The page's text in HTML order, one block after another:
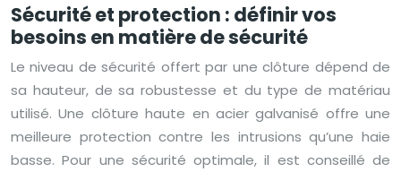
Sécurité et protection : définir vos
besoins en matière de sécurité
Le niveau de sécurité offert par une clôture dépend de
sa hauteur, de sa robustesse et du type de matériau
utilisé. Une clôture haute en acier galvanisé offre une
meilleure protection contre les intrusions qu’une haie
basse. Pour une sécurité optimale, il est conseillé de